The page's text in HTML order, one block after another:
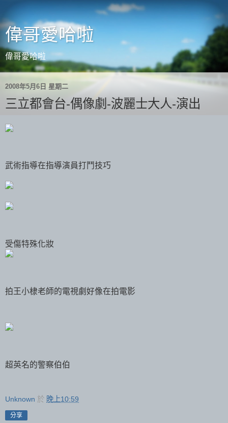
偉哥愛哈啦
偉哥愛哈啦
2008年5月6日 星期二
三立都會台-偶像劇-波麗士大人-演出
武術指導在指導演員打鬥技巧
受傷特殊化妝
拍王小棣老師的電視劇好像在拍電影
超英名的警察伯伯
Unknown 於 晚上10:59
分享